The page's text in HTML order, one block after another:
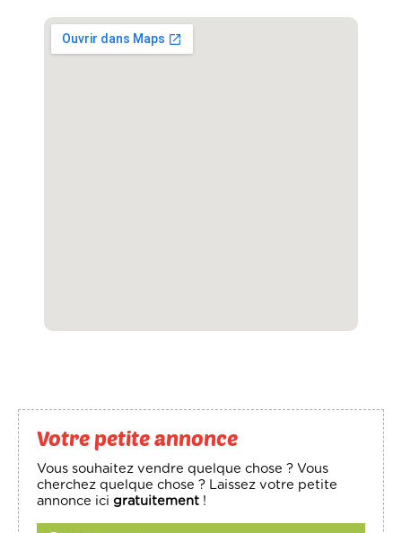
Votre petite annonce
Vous souhaitez vendre quelque chose ? Vous
cherchez quelque chose ? Laissez votre petite
annonce icigratuitement !